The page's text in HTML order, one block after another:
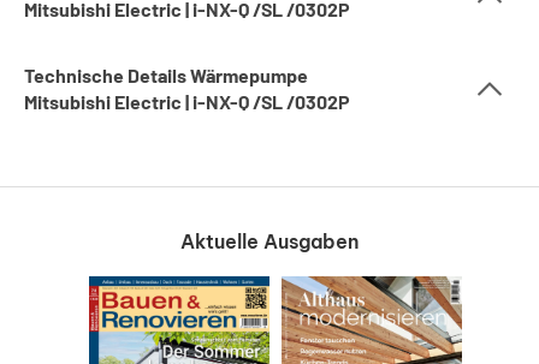
Mitsubishi Electric | i-NX-Q /SL /0302P
Technische Details Wärmepumpe
Mitsubishi Electric | i-NX-Q /SL /0302P
Aktuelle Ausgaben